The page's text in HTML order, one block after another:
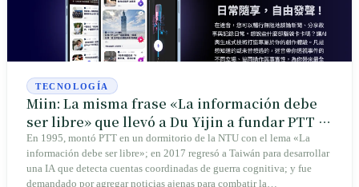
TECNOLOGÍA
Miin: La misma frase «La información debe
ser libre» que llevó a Du Yijin a fundar PTT y
a enfrentar un juicio por derechos de autor
En 1995, montó PTT en un dormitorio de la NTU con el lema «La
información debe ser libre»; en 2017 regresó a Taiwán para desarrollar
una IA que detecta cuentas coordinadas de guerra cognitiva; y fue
demandado por agregar noticias ajenas para combatir la